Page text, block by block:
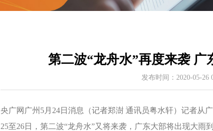
第二波“龙舟水”再度来袭
发布时间：2020-05-26
央广网广州5月24日消息（记者郑澍 通讯员粤水轩）记者从
25至26日，第二波“龙舟水”又将来袭，广东大部将出现大